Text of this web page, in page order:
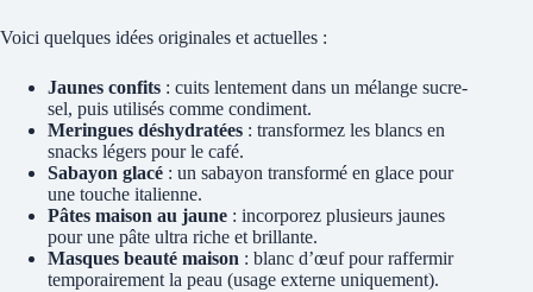
Voici quelques idées originales et actuelles :
Jaunes confits : cuits lentement dans un mélange sucre-
sel, puis utilisés comme condiment.
Meringues déshydratées : transformez les blancs en
snacks légers pour le café.
Sabayon glacé : un sabayon transformé en glace pour
une touche italienne.
Pâtes maison au jaune : incorporez plusieurs jaunes
pour une pâte ultra riche et brillante.
Masques beauté maison : blanc d’œuf pour raffermir
temporairement la peau (usage externe uniquement).